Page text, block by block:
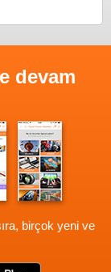
devam
birçok yeni ve